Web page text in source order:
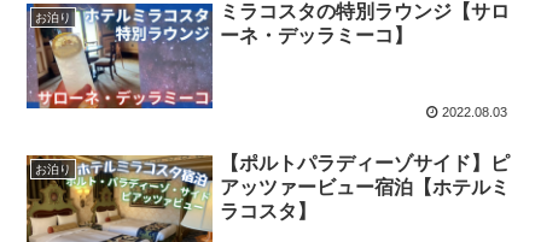
お泊り
ミラコスタの特別ラウンジ【サロ
ーネ・デッラミーコ】
2022.08.03
お泊り
【ポルトパラディーゾサイド】ピ
アッツァービュー宿泊【ホテルミ
ラコスタ】